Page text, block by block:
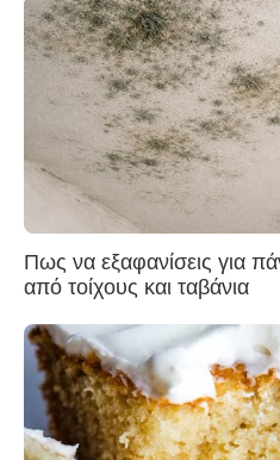
Πως να εξαφανίσεις για
από τοίχους και ταβάνια